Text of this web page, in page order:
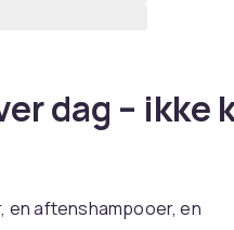
dag – ikke
en aftenshampooer, en